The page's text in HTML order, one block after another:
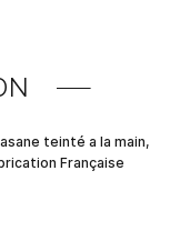
teinté a la main,
Française